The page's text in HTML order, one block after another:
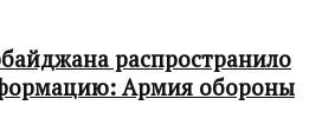
распространило
Армия обороны